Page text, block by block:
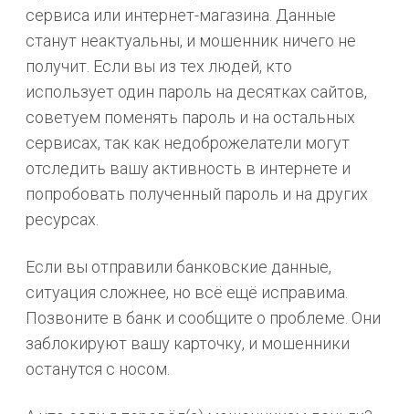
сервиса или интернет-магазина. Данные
станут неактуальны, и мошенник ничего не
получит. Если вы из тех людей, кто
использует один пароль на десятках сайтов,
советуем поменять пароль и на остальных
сервисах, так как недоброжелатели могут
отследить вашу активность в интернете и
попробовать полученный пароль и на других
ресурсах.
Если вы отправили банковские данные,
ситуация сложнее, но всё ещё исправима.
Позвоните в банк и сообщите о проблеме. Они
заблокируют вашу карточку, и мошенники
останутся с носом.